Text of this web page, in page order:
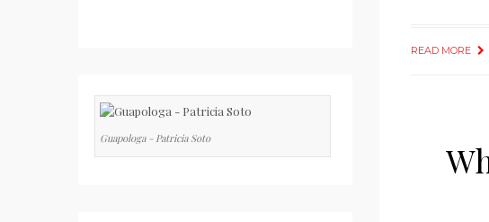
READ MORE
Guapologa - Patricia Soto